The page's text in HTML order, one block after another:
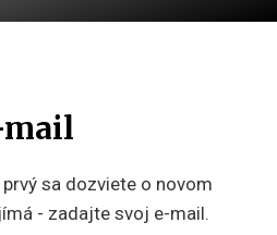
mail
sa dozviete o novom
- zadajte svoj e-mail.